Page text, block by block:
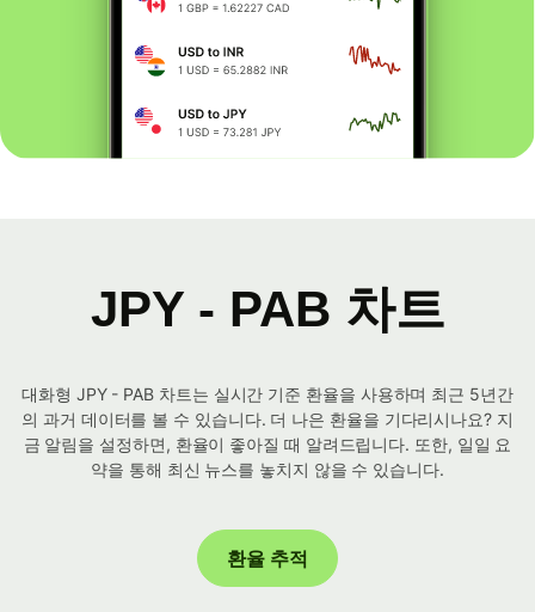
JPY - PAB 차트
대화형 JPY - PAB 차트는 실시간 기준 환율을 사용하며 최근 5년간
의 과거 데이터를 볼 수 있습니다. 더 나은 환율을 기다리시나요? 지
금 알림을 설정하면, 환율이 좋아질 때 알려드립니다. 또한, 일일 요
약을 통해 최신 뉴스를 놓치지 않을 수 있습니다.
환율 추적